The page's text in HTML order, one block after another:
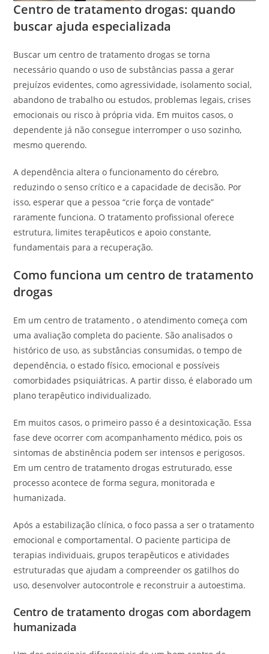
Centro de tratamento drogas: quando
buscar ajuda especializada
Buscar um centro de tratamento drogas se torna
necessário quando o uso de substâncias passa a gerar
prejuízos evidentes, como agressividade, isolamento social,
abandono de trabalho ou estudos, problemas legais, crises
emocionais ou risco à própria vida. Em muitos casos, o
dependente já não consegue interromper o uso sozinho,
mesmo querendo.
A dependência altera o funcionamento do cérebro,
reduzindo o senso crítico e a capacidade de decisão. Por
isso, esperar que a pessoa “crie força de vontade”
raramente funciona. O tratamento profissional oferece
estrutura, limites terapêuticos e apoio constante,
fundamentais para a recuperação.
Como funciona um centro de tratamento
drogas
Em um centro de tratamento , o atendimento começa com
uma avaliação completa do paciente. São analisados o
histórico de uso, as substâncias consumidas, o tempo de
dependência, o estado físico, emocional e possíveis
comorbidades psiquiátricas. A partir disso, é elaborado um
plano terapêutico individualizado.
Em muitos casos, o primeiro passo é a desintoxicação. Essa
fase deve ocorrer com acompanhamento médico, pois os
sintomas de abstinência podem ser intensos e perigosos.
Em um centro de tratamento drogas estruturado, esse
processo acontece de forma segura, monitorada e
humanizada.
Após a estabilização clínica, o foco passa a ser o tratamento
emocional e comportamental. O paciente participa de
terapias individuais, grupos terapêuticos e atividades
estruturadas que ajudam a compreender os gatilhos do
uso, desenvolver autocontrole e reconstruir a autoestima.
Centro de tratamento drogas com abordagem
humanizada